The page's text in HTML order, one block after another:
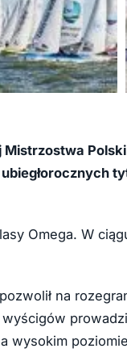
Omega. W
na